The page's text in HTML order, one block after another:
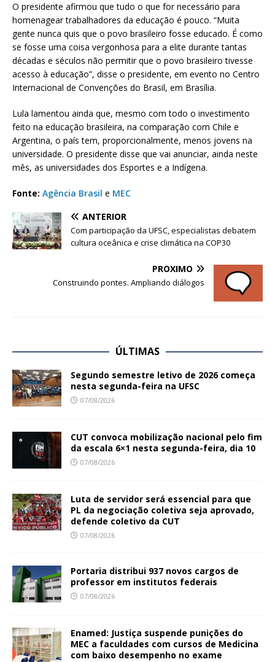
O presidente afirmou que tudo o que for necessário para
homenagear trabalhadores da educação é pouco. “Muita
gente nunca quis que o povo brasileiro fosse educado. É como
se fosse uma coisa vergonhosa para a elite durante tantas
décadas e séculos não permitir que o povo brasileiro tivesse
acesso à educação”, disse o presidente, em evento no Centro
Internacional de Convenções do Brasil, em Brasília.
Lula lamentou ainda que, mesmo com todo o investimento
feito na educação brasileira, na comparação com Chile e
Argentina, o país tem, proporcionalmente, menos jovens na
universidade. O presidente disse que vai anunciar, ainda neste
mês, as universidades dos Esportes e a Indígena.
Fonte: Agência Brasil e MEC
ANTERIOR
Com participação da UFSC, especialistas debatem
cultura oceânica e crise climática na COP30
PRÓXIMO
Construindo pontes. Ampliando diálogos
ÚLTIMAS
Segundo semestre letivo de 2026 começa
nesta segunda-feira na UFSC
07/08/2026
CUT convoca mobilização nacional pelo fim
da escala 6×1 nesta segunda-feira, dia 10
07/08/2026
Luta de servidor será essencial para que
PL da negociação coletiva seja aprovado,
defende coletivo da CUT
07/08/2026
Portaria distribui 937 novos cargos de
professor em institutos federais
07/08/2026
Enamed: Justiça suspende punições do
MEC a faculdades com cursos de Medicina
com baixo desempenho no exame